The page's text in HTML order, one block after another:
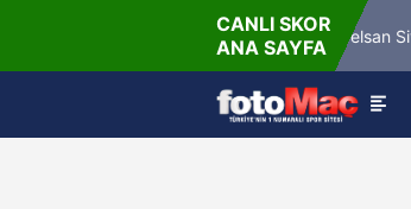
CANLI SKOR
ANA SAYFA
Özbelsan Sivasspor